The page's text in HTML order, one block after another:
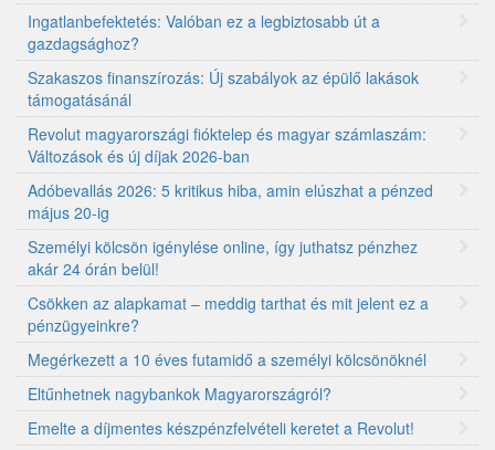
Ingatlanbefektetés: Valóban ez a legbiztosabb út a
gazdagsághoz?
Szakaszos finanszírozás: Új szabályok az épülő lakások
támogatásánál
Revolut magyarországi fióktelep és magyar számlaszám:
Változások és új díjak 2026-ban
Adóbevallás 2026: 5 kritikus hiba, amin elúszhat a pénzed
május 20-ig
Személyi kölcsön igénylése online, így juthatsz pénzhez
akár 24 órán belül!
Csökken az alapkamat – meddig tarthat és mit jelent ez a
pénzügyeinkre?
Megérkezett a 10 éves futamidő a személyi kölcsönöknél
Eltűnhetnek nagybankok Magyarországról?
Emelte a díjmentes készpénzfelvételi keretet a Revolut!